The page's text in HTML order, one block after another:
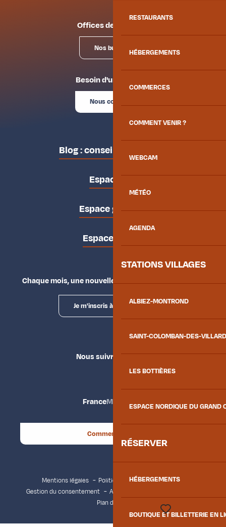
RESTAURANTS
HÉBERGEMENTS
COMMERCES
COMMENT VENIR ?
WEBCAM
MÉTÉO
AGENDA
STATIONS VILLAGES
ALBIEZ-MONTROND
SAINT-COLOMBAN-DES-
LES BOTTIÈRES
ESPACE NORDIQUE DU GRAND
RÉSERVER
HÉBERGEMENTS
BOUTIQUE ET BILLETTERIE EN
Offices de tourisme
Nos bureaux
Besoin d'un conseil ?
Nous contacter
Blog : conseils des locaux
Espace pro
Espace groupes
Espace presse
Chaque mois, une nouvelle façon d'explorer la vallée.
Je m'inscris à la newsletter
Nous suivre
FranceMaurienne
Comment venir ?
Mentions légales
Politique de confidentialité
Gestion du consentement
Accessibilité : non conforme
Plan du site